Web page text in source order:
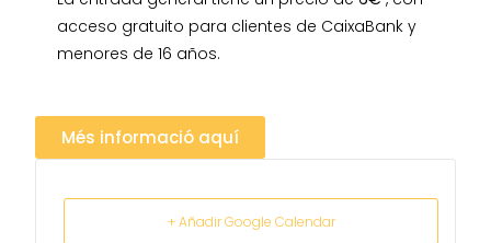
acceso gratuito para clientes de CaixaBank y
menores de 16 años.
Més informació aquí
+ Añadir Google Calendar